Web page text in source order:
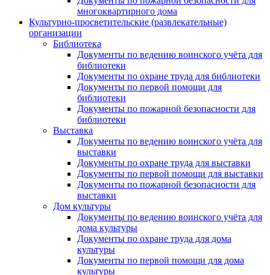
многоквартирного дома
Культурно-просветительские (развлекательные)
организации
Библиотека
Документы по ведению воинского учёта для
библиотеки
Документы по охране труда для библиотеки
Документы по первой помощи для
библиотеки
Документы по пожарной безопасности для
библиотеки
Выставка
Документы по ведению воинского учёта для
выставки
Документы по охране труда для выставки
Документы по первой помощи для выставки
Документы по пожарной безопасности для
выставки
Дом культуры
Документы по ведению воинского учёта для
дома культуры
Документы по охране труда для дома
культуры
Документы по первой помощи для дома
культуры